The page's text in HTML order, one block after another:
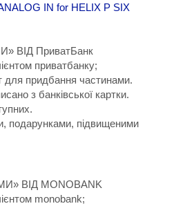
ВІД ПриватБанк
приватбанку;
для придбання частинами.
з банківської картки.
подарунками, підвищеними
ВІД MONOBANK
monobank;